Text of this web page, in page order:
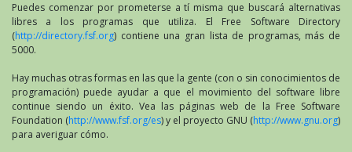
Puedes comenzar por prometerse a tí misma que buscará alternativas
libres a los programas que utiliza. El Free Software Directory
(http://directory.fsf.org) contiene una gran lista de programas, más de
5000.
Hay muchas otras formas en las que la gente (con o sin conocimientos de
programación) puede ayudar a que el movimiento del software libre
continue siendo un éxito. Vea las páginas web de la Free Software
Foundation (http://www.fsf.org/es) y el proyecto GNU (http://www.gnu.org)
para averiguar cómo.